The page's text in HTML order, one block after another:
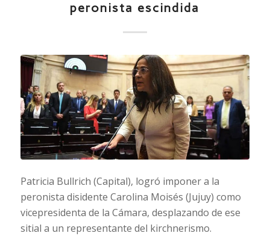
peronista escindida
Patricia Bullrich (Capital), logró imponer a la
peronista disidente Carolina Moisés (Jujuy) como
vicepresidenta de la Cámara, desplazando de ese
sitial a un representante del kirchnerismo.